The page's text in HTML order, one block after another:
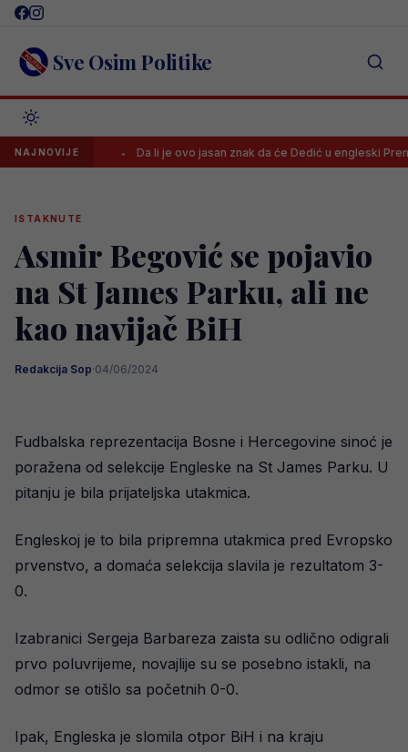
Skip
content Sve Osim Politike
NAJNOVIJE
klub Da li je ovo jasan znak da će Dedić u engleski
ISTAKNUTE
Asmir Begović se pojavio
na St James Parku, ali ne
kao navijač BiH
Redakcija Sop·04/06/2024
Fudbalska reprezentacija Bosne i Hercegovine sinoć je
poražena od selekcije Engleske na St James Parku. U
pitanju je bila prijateljska utakmica.
Engleskoj je to bila pripremna utakmica pred Evropsko
prvenstvo, a domaća selekcija slavila je rezultatom 3-
0.
Izabranici Sergeja Barbareza zaista su odlično odigrali
prvo poluvrijeme, novajlije su se posebno istakli, na
odmor se otišlo sa početnih 0-0.
Ipak, Engleska je slomila otpor BiH i na kraju